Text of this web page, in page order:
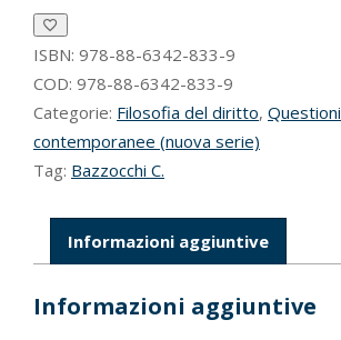
ISBN: 978-88-6342-833-9
COD: 978-88-6342-833-9
Categorie: Filosofia del diritto, Questioni
contemporanee (nuova serie)
Tag: Bazzocchi C.
Informazioni aggiuntive
Informazioni aggiuntive